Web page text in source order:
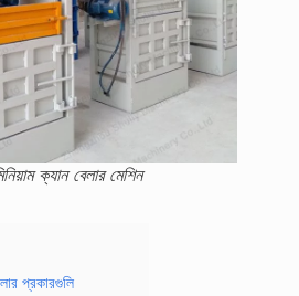
ক্যান বেলার মেশিন
প্রকারগুলি